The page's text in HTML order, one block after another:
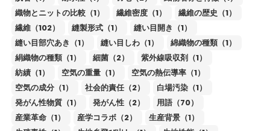
織物とニットの比較（1）
繊維密度（1）
繊維の歴史（1）
繊維（102）
縫製形式（1）
縫い目開き（1）
縫い目部穴あき（1）
縫い目しわ（1）
綿織物の種類（1）
絹織物の種類（1）
細菌（2）
紫外線吸収剤（1）
紡績（1）
空気の重量（1）
空気の熱伝導率（1）
空気の成分（1）
社会的責任（2）
白場汚染（1）
発がん性物質（1）
発がん性（2）
用語（70）
産業革命（1）
産学コラボ（2）
生産背景（1）